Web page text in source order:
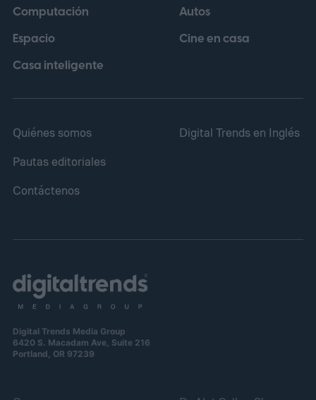
Computación
Espacio
Casa inteligente
Autos
Cine en casa
Quiénes somos
Pautas editoriales
Contáctenos
Digital Trends en Inglés
Digital Trends Media Group
6420 S. Macadam Ave, Suite 216
Portland, OR 97239